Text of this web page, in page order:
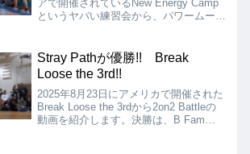
アで開催されているNew Energy Camp
というヤバい練習会から、パワームーブ
では、練習中であろうパワームーブの新
ネタを披露。
Stray Pathが優勝!! Break
Loose the 3rd!!
2025年8月23日にアメリカで開催された
Break Loose the 3rdから2on2 Battleの
動画を紹介します。決勝は、B Fam